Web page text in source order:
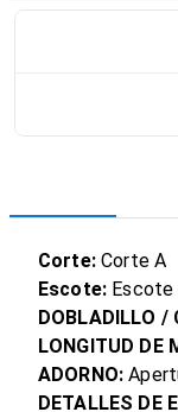
Corte:Corte A
Escote: Escote
DOBLADILLO /
LONGITUD DE
ADORNO:
DETALLES DE